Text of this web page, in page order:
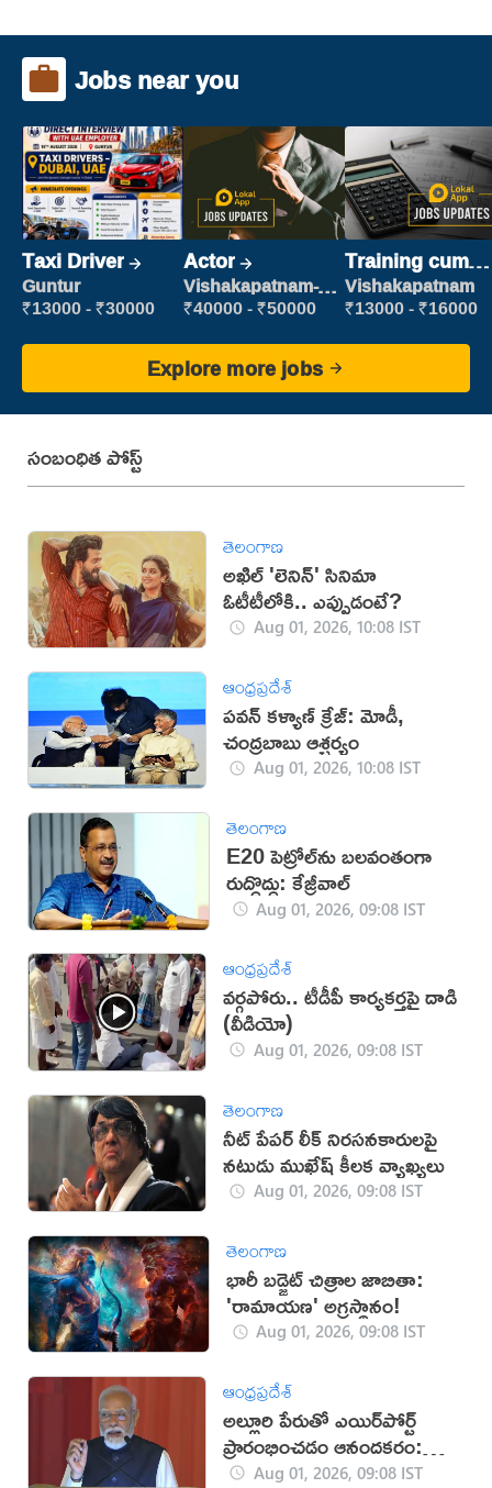
Jobs near you
Taxi Driver
Guntur
₹13000 - ₹30000
Actor
Vishakapatnam-
new
₹40000 - ₹50000
Training cum
Placement
Vishakapatnam
₹13000 - ₹16000
Explore more jobs
సంబంధిత పోస్ట్
తెలంగాణ
అఖిల్ 'లెనిన్' సినిమా
ఓటీటీలోకి.. ఎప్పుడంటే?
Aug 01, 2026, 10:08 IST
ఆంధ్రప్రదేశ్
పవన్ కళ్యాణ్ క్రేజ్: మోడీ,
చంద్రబాబు ఆశ్చర్యం
Aug 01, 2026, 10:08 IST
తెలంగాణ
E20 పెట్రోల్‌ను బలవంతంగా
రుద్దొద్దు: కేజ్రీవాల్‌
Aug 01, 2026, 09:08 IST
ఆంధ్రప్రదేశ్
వర్గపోరు.. టీడీపీ కార్యకర్తపై దాడి
(వీడియో)
Aug 01, 2026, 09:08 IST
తెలంగాణ
నీట్ పేపర్ లీక్ నిరసనకారులపై
నటుడు ముఖేష్ కీలక వ్యాఖ్యలు
Aug 01, 2026, 09:08 IST
తెలంగాణ
భారీ బడ్జెట్ చిత్రాల జాబితా:
'రామాయణ' అగ్రస్థానం!
Aug 01, 2026, 09:08 IST
ఆంధ్రప్రదేశ్
అల్లూరి పేరుతో ఎయిర్‌పోర్ట్
ప్రారంభించడం ఆనందకరం:
మోదీAug 01, 2026, 09:08 IST